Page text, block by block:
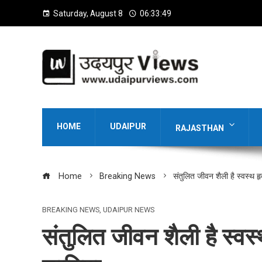
Saturday, August 8 06:33:51
HOME UDAIPUR RAJASTHAN
Home Breaking News संतुलित जीवन शैली है स्वस्थ
BREAKING NEWS, UDAIPUR NEWS
संतुलित जीवन शैली है